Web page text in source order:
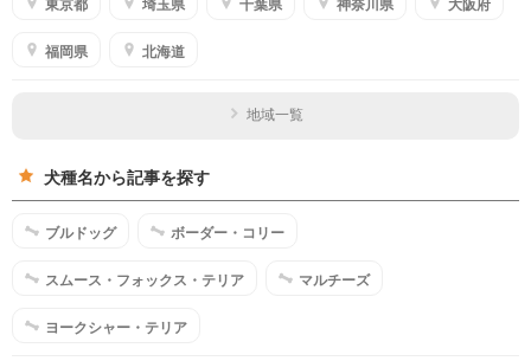
福岡県 北海道
地域一覧
犬種名から記事を探す
ブルドッグ ボーダー・コリー
スムース・フォックス・テリア マルチーズ
ヨークシャー・テリア